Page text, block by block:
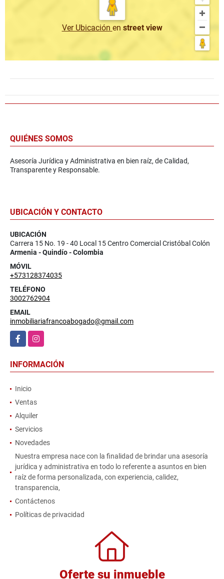
Ver Ubicación en street view
QUIÉNES SOMOS
Asesoría Jurídica y Administrativa en bien raíz, de Calidad,
Transparente y Responsable.
UBICACIÓN Y CONTACTO
UBICACIÓN
Carrera 15 No. 19 - 40 Local 15 Centro Comercial Cristóbal Colón
Armenia - Quindío - Colombia
MÓVIL
+573128374035
TELÉFONO
3002762904
EMAIL
inmobiliariafrancoabogado@gmail.com
FacebookInstagram
INFORMACIÓN
Inicio
Ventas
Alquiler
Servicios
Novedades
Nuestra empresa nace con la finalidad de brindar una asesoría
jurídica y administrativa en todo lo referente a asuntos en bien
raíz de forma personalizada, con experiencia, calidez,
transparencia,
Contáctenos
Políticas de privacidad
Oferte su inmueble